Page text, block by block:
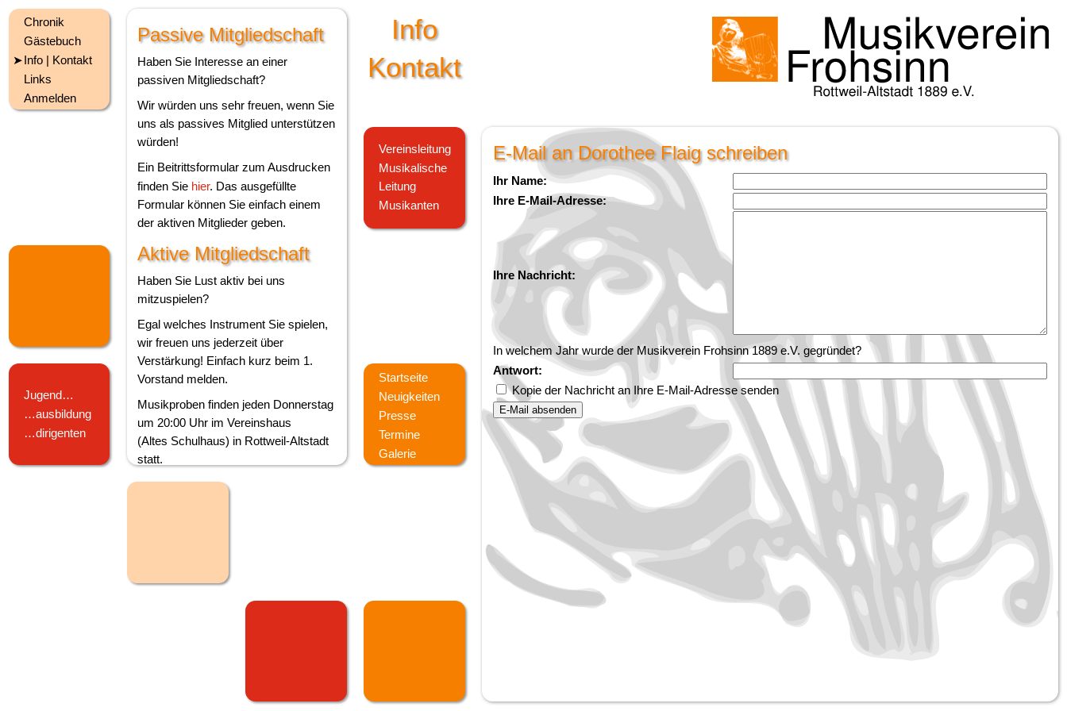
Chronik
Gästebuch
Info | Kontakt
Links
Anmelden
Info
Kontakt
Vereinsleitung
Musikalische
Leitung
Musikanten
Jugend…
…ausbildung
…dirigenten
Startseite
Neuigkeiten
Presse
Termine
Galerie
Passive Mitgliedschaft
Haben Sie Interesse an einer
passiven Mitgliedschaft?
Wir würden uns sehr freuen, wenn Sie
uns als passives Mitglied unterstützen
würden!
Ein Beitrittsformular zum Ausdrucken
finden Sie hier. Das ausgefüllte
Formular können Sie einfach einem
der aktiven Mitglieder geben.
Aktive Mitgliedschaft
Haben Sie Lust aktiv bei uns
mitzuspielen?
Egal welches Instrument Sie spielen,
wir freuen uns jederzeit über
Verstärkung! Einfach kurz beim 1.
Vorstand melden.
Musikproben finden jeden Donnerstag
um 20:00 Uhr im Vereinshaus
(Altes Schulhaus) in Rottweil-Altstadt
statt.
E-Mail an Dorothee Flaig schreiben
Ihr Name:
Ihre E-Mail-Adresse:
Ihre Nachricht:
In welchem Jahr wurde der Musikverein Frohsinn 1889 e.V. gegründet?
Antwort:
Kopie der Nachricht an Ihre E-Mail-Adresse senden